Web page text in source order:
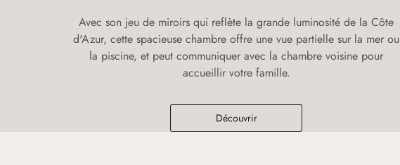
Avec son jeu de miroirs qui reflète la grande luminosité de la Côte
d'Azur, cette spacieuse chambre offre une vue partielle sur la mer ou
la piscine, et peut communiquer avec la chambre voisine pour
accueillir votre famille.
Découvrir